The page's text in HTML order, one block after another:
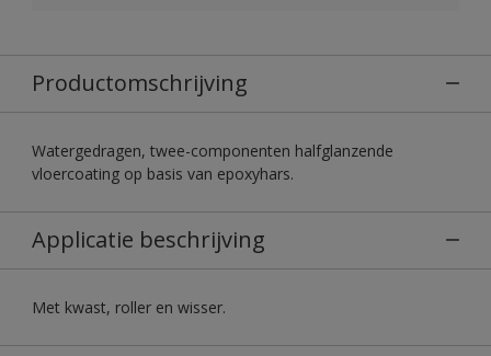
Productomschrijving
Watergedragen, twee-componenten halfglanzende
vloercoating op basis van epoxyhars.
Applicatie beschrijving
Met kwast, roller en wisser.